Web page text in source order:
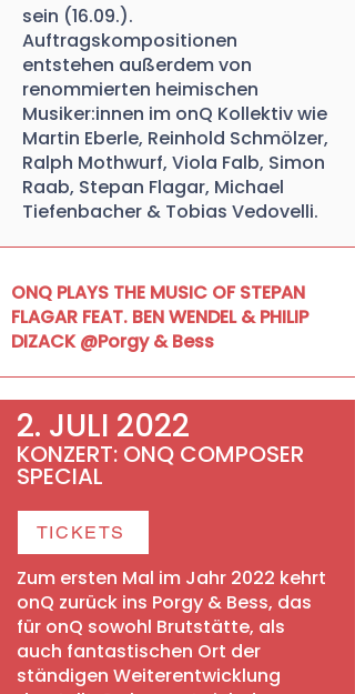
sein (16.09.).
Auftragskompositionen
entstehen außerdem von
renommierten heimischen
Musiker:innen im onQ Kollektiv wie
Martin Eberle, Reinhold Schmölzer,
Ralph Mothwurf, Viola Falb, Simon
Raab, Stepan Flagar, Michael
Tiefenbacher & Tobias Vedovelli.
ONQ PLAYS THE MUSIC OF STEPAN
FLAGAR FEAT. BEN WENDEL & PHILIP
DIZACK @Porgy & Bess
2. JULI 2022
KONZERT: ONQ COMPOSER
SPECIAL
TICKETS
Zum ersten Mal im Jahr 2022 kehrt
onQ zurück ins Porgy & Bess, das
für onQ sowohl Brutstätte, als
auch fantastischen Ort der
ständigen Weiterentwicklung